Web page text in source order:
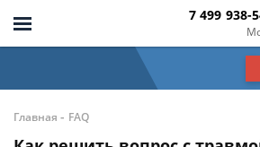
7 499 938-
Главная - FAQ